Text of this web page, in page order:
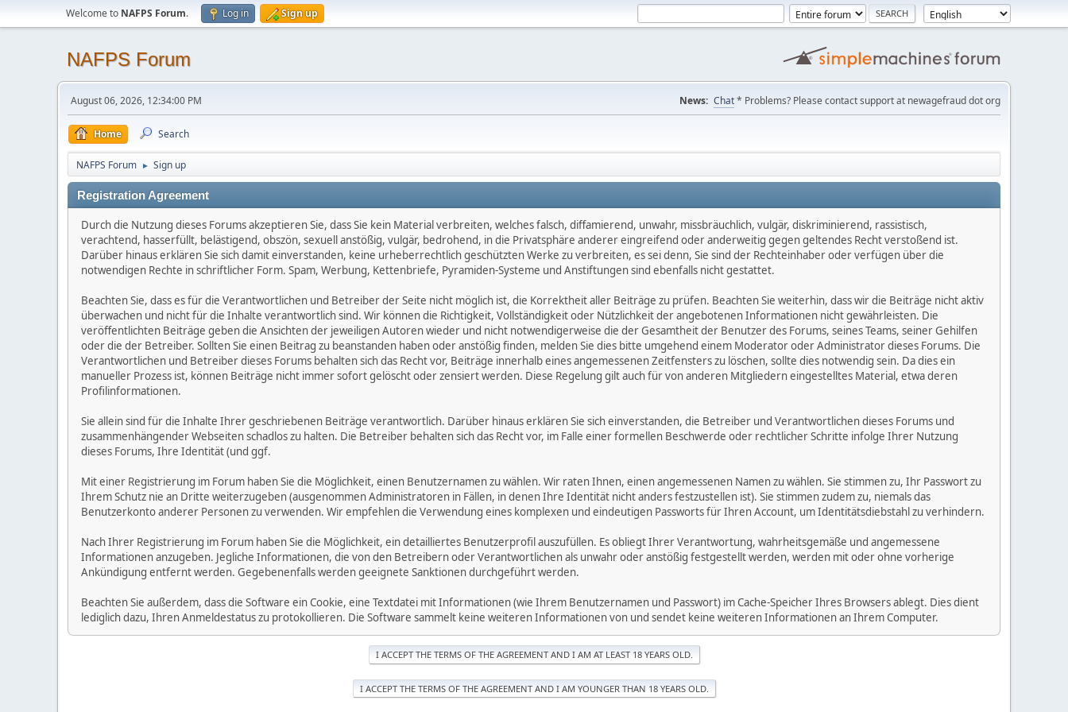
Welcome to NAFPS Forum. Log in Sign up
NAFPS Forum
August 06, 2026, 12:34:00 PM News: Chat* Problems? Please contact support at newagefraud dot org
Home Search
NAFPS Forum ► Sign up
Registration Agreement
Durch die Nutzung dieses Forums akzeptieren Sie, dass Sie kein Material verbreiten, welches falsch, diffamierend, unwahr, missbräuchlich, vulgär, diskriminierend, rassistisch,
verachtend, hasserfüllt, belästigend, obszön, sexuell anstößig, vulgär, bedrohend, in die Privatsphäre anderer eingreifend oder anderweitig gegen geltendes Recht verstoßend ist.
Darüber hinaus erklären Sie sich damit einverstanden, keine urheberrechtlich geschützten Werke zu verbreiten, es sei denn, Sie sind der Rechteinhaber oder verfügen über die
notwendigen Rechte in schriftlicher Form. Spam, Werbung, Kettenbriefe, Pyramiden-Systeme und Anstiftungen sind ebenfalls nicht gestattet.
Beachten Sie, dass es für die Verantwortlichen und Betreiber der Seite nicht möglich ist, die Korrektheit aller Beiträge zu prüfen. Beachten Sie weiterhin, dass wir die Beiträge nicht aktiv
überwachen und nicht für die Inhalte verantwortlich sind. Wir können die Richtigkeit, Vollständigkeit oder Nützlichkeit der angebotenen Informationen nicht gewährleisten. Die
veröffentlichten Beiträge geben die Ansichten der jeweiligen Autoren wieder und nicht notwendigerweise die der Gesamtheit der Benutzer des Forums, seines Teams, seiner Gehilfen
oder die der Betreiber. Sollten Sie einen Beitrag zu beanstanden haben oder anstößig finden, melden Sie dies bitte umgehend einem Moderator oder Administrator dieses Forums. Die
Verantwortlichen und Betreiber dieses Forums behalten sich das Recht vor, Beiträge innerhalb eines angemessenen Zeitfensters zu löschen, sollte dies notwendig sein. Da dies ein
manueller Prozess ist, können Beiträge nicht immer sofort gelöscht oder zensiert werden. Diese Regelung gilt auch für von anderen Mitgliedern eingestelltes Material, etwa deren
Profilinformationen.
Sie allein sind für die Inhalte Ihrer geschriebenen Beiträge verantwortlich. Darüber hinaus erklären Sie sich einverstanden, die Betreiber und Verantwortlichen dieses Forums und
zusammenhängender Webseiten schadlos zu halten. Die Betreiber behalten sich das Recht vor, im Falle einer formellen Beschwerde oder rechtlicher Schritte infolge Ihrer Nutzung
dieses Forums, Ihre Identität (und ggf.
Mit einer Registrierung im Forum haben Sie die Möglichkeit, einen Benutzernamen zu wählen. Wir raten Ihnen, einen angemessenen Namen zu wählen. Sie stimmen zu, Ihr Passwort zu
Ihrem Schutz nie an Dritte weiterzugeben (ausgenommen Administratoren in Fällen, in denen Ihre Identität nicht anders festzustellen ist). Sie stimmen zudem zu, niemals das
Benutzerkonto anderer Personen zu verwenden. Wir empfehlen die Verwendung eines komplexen und eindeutigen Passworts für Ihren Account, um Identitätsdiebstahl zu verhindern.
Nach Ihrer Registrierung im Forum haben Sie die Möglichkeit, ein detailliertes Benutzerprofil auszufüllen. Es obliegt Ihrer Verantwortung, wahrheitsgemäße und angemessene
Informationen anzugeben. Jegliche Informationen, die von den Betreibern oder Verantwortlichen als unwahr oder anstößig festgestellt werden, werden mit oder ohne vorherige
Ankündigung entfernt werden. Gegebenenfalls werden geeignete Sanktionen durchgeführt werden.
Beachten Sie außerdem, dass die Software ein Cookie, eine Textdatei mit Informationen (wie Ihrem Benutzernamen und Passwort) im Cache-Speicher Ihres Browsers ablegt. Dies dient
lediglich dazu, Ihren Anmeldestatus zu protokollieren. Die Software sammelt keine weiteren Informationen von und sendet keine weiteren Informationen an Ihrem Computer.